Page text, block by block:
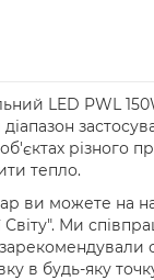
LED PWL
різного
тепло.
ви можете на
Світу". Ми
в будь-яку